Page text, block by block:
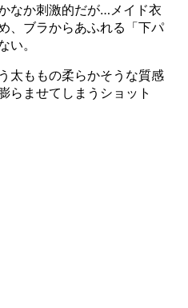
なか刺激的だが…メイド衣
、ブラからあふれる「下パ
い。
太ももの柔らかそうな質感
らませてしまうショット